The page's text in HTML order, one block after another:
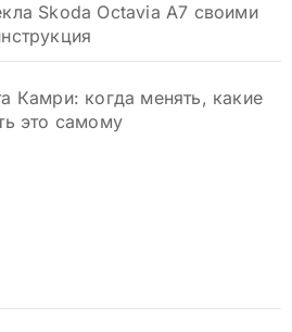
Skoda Octavia A7 своими
Камри: когда менять, какие
это самому